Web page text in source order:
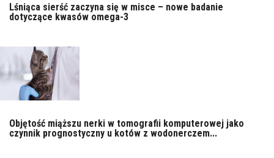
Lśniąca sierść zaczyna się w misce – nowe badanie
dotyczące kwasów omega-3
Objętość miąższu nerki w tomografii komputerowej jako
czynnik prognostyczny u kotów z wodonerczem...